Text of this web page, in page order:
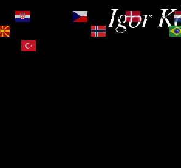
Igor
Čeština‎
Dansk
Norsk bokmål